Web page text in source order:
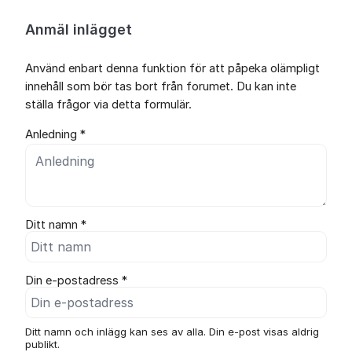
Anmäl inlägget
Använd enbart denna funktion för att påpeka olämpligt
innehåll som bör tas bort från forumet. Du kan inte
ställa frågor via detta formulär.
Anledning *
Ditt namn *
Din e-postadress *
Ditt namn och inlägg kan ses av alla. Din e-post visas aldrig
publikt.